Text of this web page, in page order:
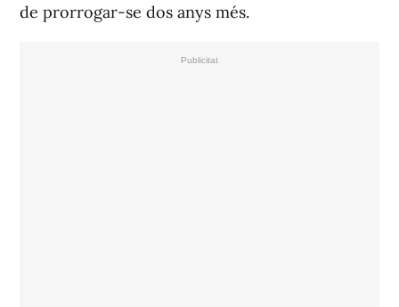
de prorrogar-se dos anys més.